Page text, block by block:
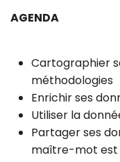
AGENDA
Cartographier
méthodologies
Enrichir ses
Utiliser la
Partager ses
maître-mot est